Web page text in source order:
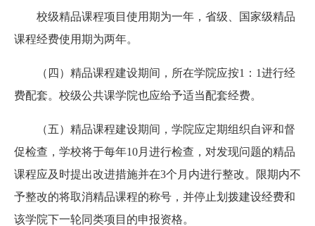
校级精品课程项目使用期为一年，省级、国家级精品
课程经费使用期为两年。
（四）精品课程建设期间，所在学院应按1：1进行经
费配套。校级公共课学院也应给予适当配套经费。
（五）精品课程建设期间，学院应定期组织自评和督
促检查，学校将于每年10月进行检查，对发现问题的精品
课程应及时提出改进措施并在3个月内进行整改。限期内不
予整改的将取消精品课程的称号，并停止划拨建设经费和
该学院下一轮同类项目的申报资格。